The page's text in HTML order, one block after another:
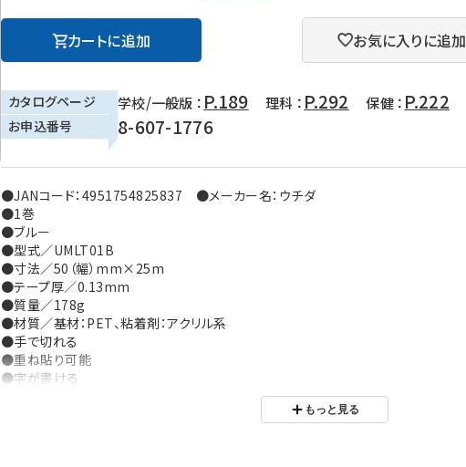
カートに追加 お気に入りに追加
カタログページ 学校/一般版 ： P.189 理科 ： P.292 保健 ： P.222
お申込番号 8-607-1776
●JANコード：4951754825837 ●メーカー名：ウチダ
●1巻
●ブルー
●型式／UMLT01B
●寸法／50（幅）mm×25m
●テープ厚／0.13mm
●質量／178g
●材質／基材：PET、粘着剤：アクリル系
●手で切れる
●重ね貼り可能
●字が書ける
※パッケージデザインは変更になる場合があります。
もっと見る